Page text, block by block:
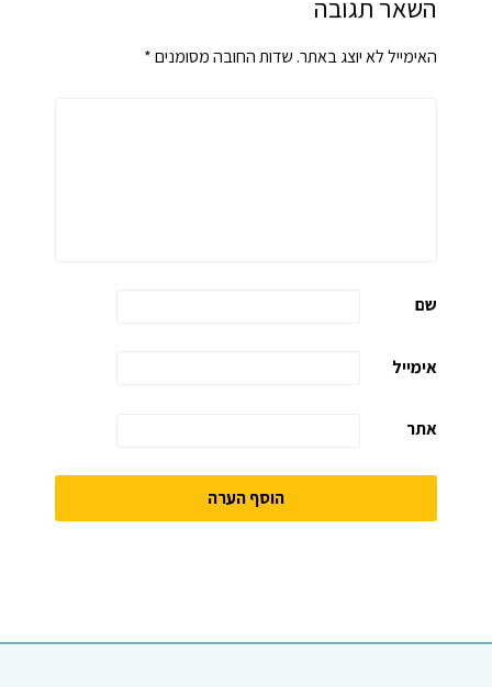
השאר תגובה
האימייל לא יוצג באתר. שדות החובה מסומנים*
שם
אימייל
אתר